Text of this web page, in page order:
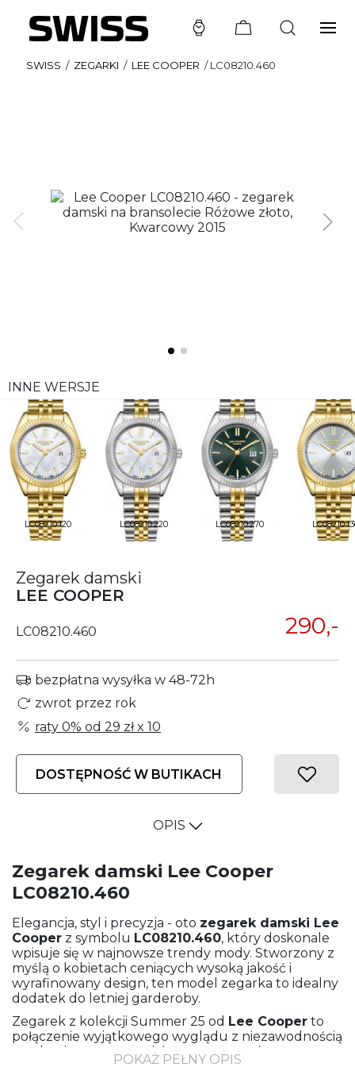
SWISS / ZEGARKI / LEE COOPER /LC08210.460
INNE WERSJE
LC08210.120 LC08210.220 LC08210.270
Zegarek damski
LEE COOPER
LC08210.460 290,-
bezpłatna wysyłka w 48-72h
zwrot przez rok
raty 0% od 29 złx 10
DOSTĘPNOŚĆ W BUTIKACH
OPIS
Zegarek damski Lee Cooper
LC08210.460
Elegancja, styl i precyzja - oto zegarek damski Lee
Cooper z symbolu LC08210.460, który doskonale
wpisuje się w najnowsze trendy mody. Stworzony z
myślą o kobietach ceniących wysoką jakość i
wyrafinowany design, ten model zegarka to idealny
dodatek do letniej garderoby.
Zegarek z kolekcji Summer 25 od Lee Cooper to
połączenie wyjątkowego wyglądu z niezawodnością
mechanizmu, zapewniającego precyzyjne
POKAŻ PEŁNY OPIS